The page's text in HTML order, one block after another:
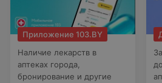
Приложение 103.BY
Наличие лекарств в
аптеках города,
бронирование и другие